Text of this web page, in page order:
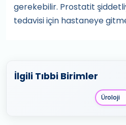
gerekebilir. Prostatit
tedavisi için hastaneye
İlgili Tıbbi Birimler
Üroloji